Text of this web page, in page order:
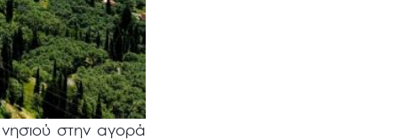
νησιού στην αγορά